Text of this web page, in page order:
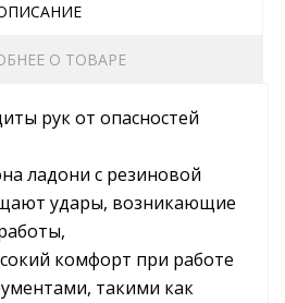
О ТОВАРЕ
рук от опасностей
ладони с резиновой
удары, возникающие
комфорт при работе
такими как